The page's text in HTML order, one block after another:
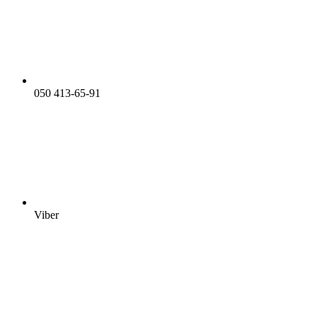
050 413-65-91
Viber